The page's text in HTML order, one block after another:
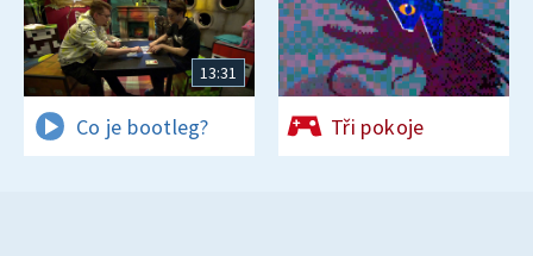
13:31
Co je bootleg? Tři pokoje